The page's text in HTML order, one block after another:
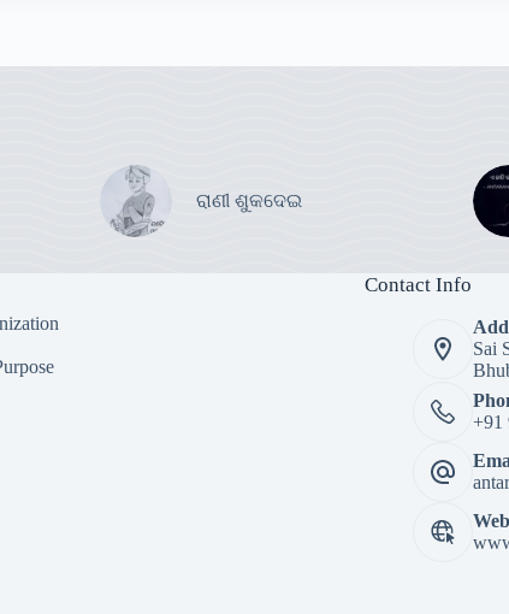
ରାଣୀ ଶୁକଦେଇ
Contact Info
Sai
+91